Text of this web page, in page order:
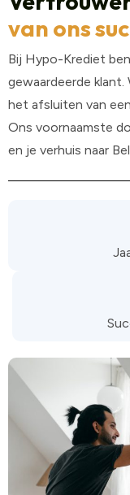
van ons
Bij Hypo-Krediet
gewaardeerde
het afsluiten van
Ons voornaamste
en je verhuis naar